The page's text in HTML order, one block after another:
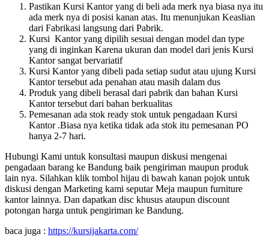
Pastikan Kursi Kantor yang di beli ada merk nya biasa nya itu
ada merk nya di posisi kanan atas. Itu menunjukan Keaslian
dari Fabrikasi langsung dari Pabrik.
Kursi Kantor yang dipilih sesuai dengan model dan type
yang di inginkan Karena ukuran dan model dari jenis Kursi
Kantor sangat bervariatif
Kursi Kantor yang dibeli pada setiap sudut atau ujung Kursi
Kantor tersebut ada penahan atau masih dalam dus
Produk yang dibeli berasal dari pabrik dan bahan Kursi
Kantor tersebut dari bahan berkualitas
Pemesanan ada stok ready stok untuk pengadaan Kursi
Kantor .Biasa nya ketika tidak ada stok itu pemesanan PO
hanya 2-7 hari.
Hubungi Kami untuk konsultasi maupun diskusi mengenai
pengadaan barang ke Bandung baik pengiriman maupun produk
lain nya. Silahkan klik tombol hijau di bawah kanan pojok untuk
diskusi dengan Marketing kami seputar Meja maupun furniture
kantor lainnya. Dan dapatkan disc khusus ataupun discount
potongan harga untuk pengiriman ke Bandung.
baca juga : https://kursijakarta.com/